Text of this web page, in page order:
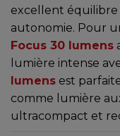
excellent
autonomie. Pour
Focus 30 lumens
lumière intense
lumens est
comme lumière
ultracompact et